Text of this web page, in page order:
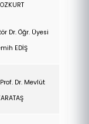
Dr. Öğr. Üyesi
EDİŞ
Dr. Mevlüt